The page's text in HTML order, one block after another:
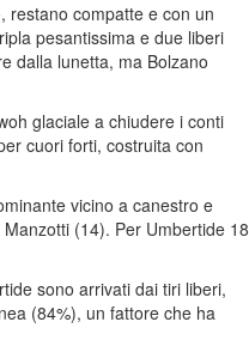
restano compatte e con un
pesantissima e due liberi
dalla lunetta, ma Bolzano
glaciale a chiudere i conti
cuori forti, costruita con
vicino a canestro e
(14). Per Umbertide 18
sono arrivati dai tiri liberi,
(84%), un fattore che ha